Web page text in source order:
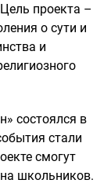
проекта –
о сути и
и
состоялся в
стали
смогут
школьников.